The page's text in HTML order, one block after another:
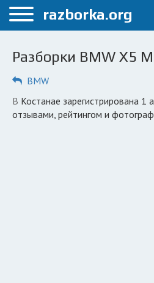
Меню
Костанай
ПОЛЬЗОВАТЕЛЯМ
Каталог разборок
Разборки BMW X5
BMW
в Костанае зарегистрирована 1 авторазборка БМВ Х5 М с
отзывами, рейтингом и
razborka.org